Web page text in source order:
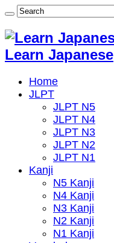
Learn Japanese
Home
JLPT
JLPT N5
JLPT N4
JLPT N3
JLPT N2
JLPT N1
Kanji
N5 Kanji
N4 Kanji
N3 Kanji
N2 Kanji
N1 Kanji